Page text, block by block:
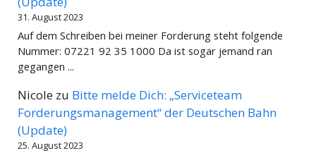
31. August 2023
Auf dem Schreiben bei meiner Forderung steht folgende
Nummer: 07221 92 35 1000 Da ist sogar jemand ran
gegangen ...
Nicole zu Bitte melde Dich: „Serviceteam
Forderungsmanagement“ der Deutschen Bahn
(Update)
25. August 2023